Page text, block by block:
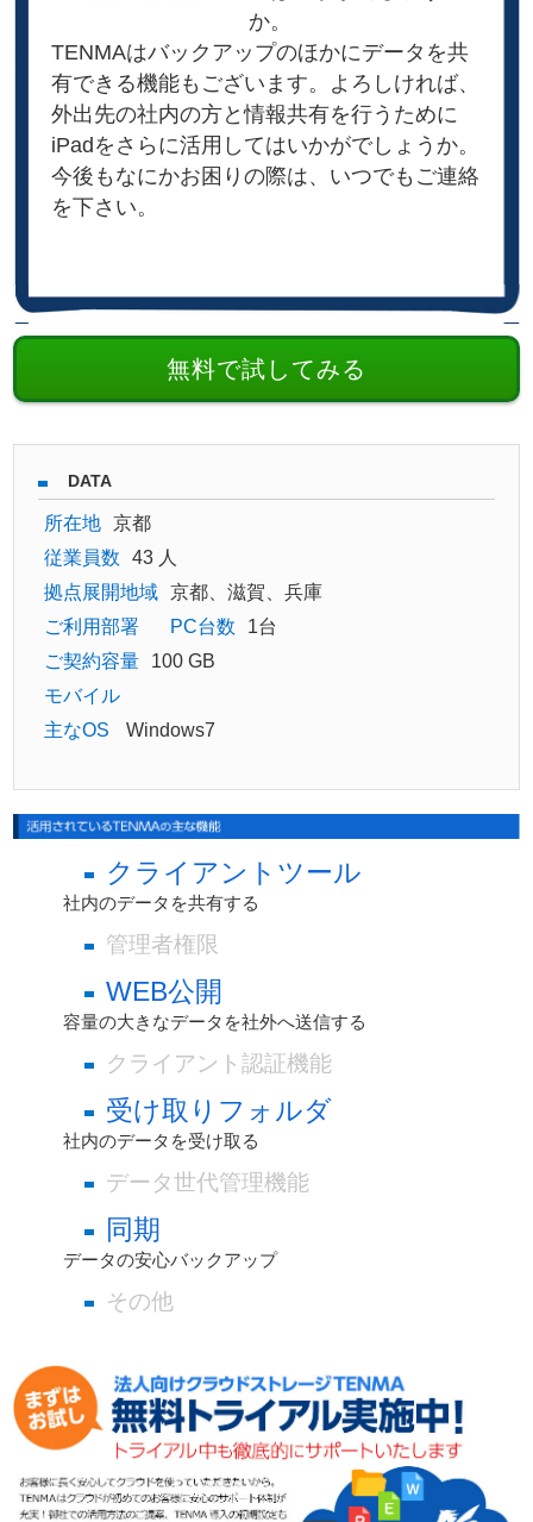
か。
TENMAはバックアップのほかにデータを共
有できる機能もございます。よろしければ、
外出先の社内の方と情報共有を行うために
iPadをさらに活用してはいかがでしょうか。
今後もなにかお困りの際は、いつでもご連絡
を下さい。
無料で試してみる
DATA
所在地
京都
従業員数
43 人
拠点展開地域
京都、滋賀、兵庫
ご利用部署
PC台数
1台
ご契約容量
100 GB
モバイル
主なOS
Windows7
クライアントツール
社内のデータを共有する
管理者権限
WEB公開
容量の大きなデータを社外へ送信する
クライアント認証機能
受け取りフォルダ
社内のデータを受け取る
データ世代管理機能
同期
データの安心バックアップ
その他